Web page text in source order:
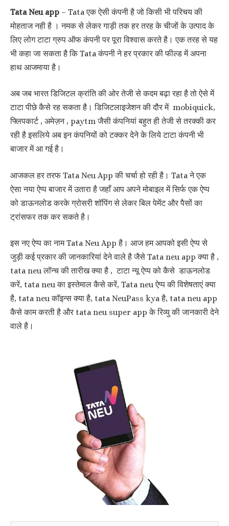
Tata Neu app – Tata एक ऐसी कंपनी है जो किसी भी परिचय की
मोहताज नही है । नमक से लेकर गाड़ी तक हर तरह के चीजों के उत्पाद के
लिए लोग टाटा ग्रुप ऑफ कंपनी पर पूरा विश्वास करते है। एक तरह से यह
भी कहा जा सकता है कि Tata कंपनी ने हर प्रकार की फील्ड में अपना
हाथ आजमाया है।
अब जब भारत डिजिटल क्रांति की ओर तेजी से कदम बढ़ा रहा है तो ऐसे में
टाटा पीछे कैसे रह सकता है। डिजिटलाइजेशन की दौर में mobiquick,
फ्लिपकार्ट , अमेज़न , paytm जैसी कंपनियां बहुत ही तेजी से तरक्की कर
रही है इसलिये अब इन कंपनियों को टक्कर देने के लिये टाटा कंपनी भी
बाजार में आ गई है।
आजकल हर तरफ Tata Neu App की चर्चा हो रही है। Tata ने एक
ऐसा नया ऐप्प बाजार में उतारा है जहाँ आप अपने मोबाइल में सिर्फ एक ऐप्प
को डाऊनलोड करके ग्रोसरी शॉपिंग से लेकर बिल पेमेंट और पैसों का
ट्रांसफर तक कर सकते है।
इस नए ऐप्प का नाम Tata Neu App है। आज हम आपको इसी ऐप्प से
जुड़ी कई प्रकार की जानकारियां देने वाले है जैसे Tata neu app क्या है ,
tata neu लॉन्च की तारीख क्या है , टाटा न्यू ऐप्प को कैसे डाऊनलोड
करें, tata neu का इस्तेमाल कैसे करें, Tata neu ऐप्प की विशेषताएं क्या
है, tata neu कॉइन्स क्या है, tata NeuPass kya है, tata neu app
कैसे काम करती है और tata neu super app के रिव्यु की जानकारी देने
वाले है।